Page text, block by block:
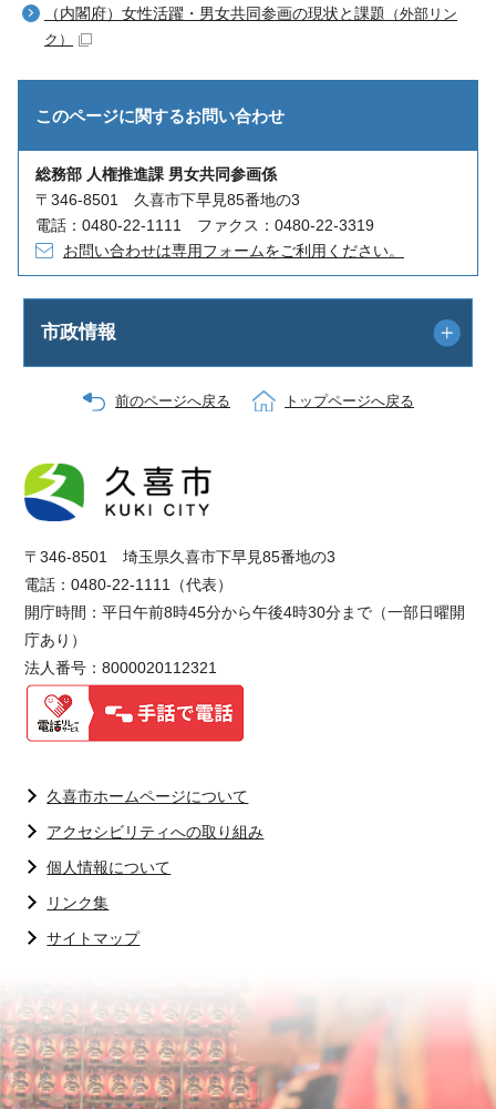
（内閣府）女性活躍・男女共同参画の現状と課題 （外部リン
ク）
このページに関するお問い合わせ
総務部 人権推進課 男女共同参画係
〒346-8501 久喜市下早見85番地の3
電話：0480-22-1111 ファクス：0480-22-3319
お問い合わせは専用フォームをご利用ください。
市政情報
前のページへ戻る トップページへ戻る
〒346-8501 埼玉県久喜市下早見85番地の3
電話：0480-22-1111（代表）
開庁時間：平日午前8時45分から午後4時30分まで（一部日曜開
庁あり）
法人番号：8000020112321
久喜市ホームページについて
アクセシビリティへの取り組み
個人情報について
リンク集
サイトマップ